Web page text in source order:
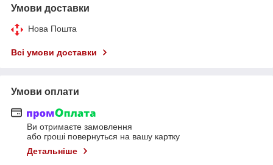
Умови доставки
Нова Пошта
Всі умови доставки
Умови оплати
Ви отримаєте замовлення
або гроші повернуться на вашу картку
Детальніше